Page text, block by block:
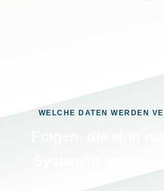
WELCHE DATEN WERDEN